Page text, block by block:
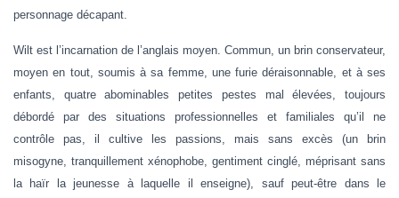
personnage décapant.
Wilt est l’incarnation de l’anglais moyen. Commun, un brin conservateur,
moyen en tout, soumis à sa femme, une furie déraisonnable, et à ses
enfants, quatre abominables petites pestes mal élevées, toujours
débordé par des situations professionnelles et familiales qu’il ne
contrôle pas, il cultive les passions, mais sans excès (un brin
misogyne, tranquillement xénophobe, gentiment cinglé, méprisant sans
la haïr la jeunesse à laquelle il enseigne), sauf peut-être dans le